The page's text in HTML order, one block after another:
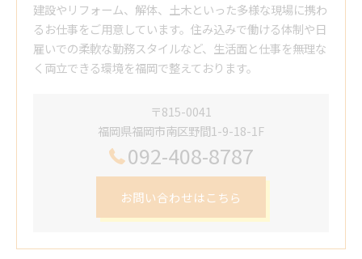
建設やリフォーム、解体、土木といった多様な現場に携わ
るお仕事をご用意しています。住み込みで働ける体制や日
雇いでの柔軟な勤務スタイルなど、生活面と仕事を無理な
く両立できる環境を福岡で整えております。
〒815-0041
福岡県福岡市南区野間1-9-18-1F
092-408-8787
お問い合わせはこちら